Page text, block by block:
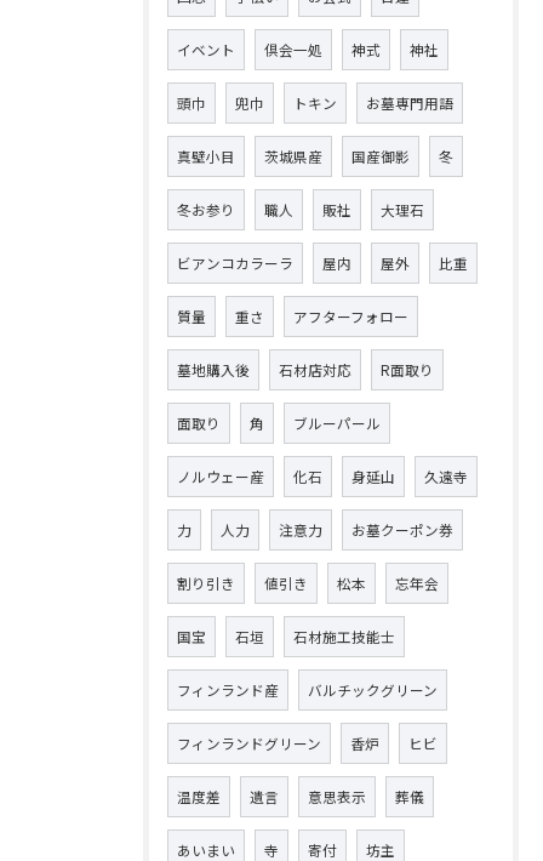
イベント 倶会一処 神式 神社
頭巾 兜巾 トキン お墓専門用語
真壁小目 茨城県産 国産御影 冬
冬お参り 職人 販社 大理石
ビアンコカラーラ 屋内 屋外 比重
質量 重さ アフターフォロー
墓地購入後 石材店対応 R面取り
面取り 角 ブルーパール
ノルウェー産 化石 身延山 久遠寺
力 人力 注意力 お墓クーポン券
割り引き 値引き 松本 忘年会
国宝 石垣 石材施工技能士
フィンランド産 バルチックグリーン
フィンランドグリーン 香炉 ヒビ
温度差 遺言 意思表示 葬儀
あいまい 寺 寄付 坊主